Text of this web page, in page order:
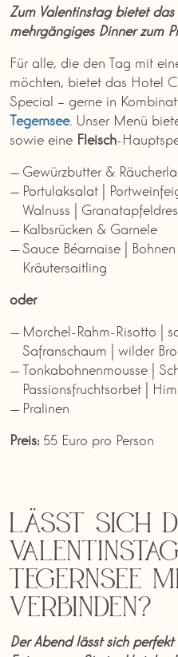
Zum Valentinstag bietet
mehrgängiges Dinner zum
Für alle, die den Tag mit
möchten, bietet das Hotel
Special – gerne in
Tegernsee. Unser Menü
sowie eine Fleisch-
Gewürzbutter &
Portulaksalat |
Walnuss |
Kalbsrücken & Garnele
Sauce Béarnaise |
Kräutersaitling
oder
Morchel-Rahm-Risotto |
Safranschaum | wilder
Tonkabohnenmousse |
Passionsfruchtsorbet |
Pralinen
Preis: 55 Euro pro Person
Lässt sich
Tegernsee
verbinden?
Der Abend lässt sich